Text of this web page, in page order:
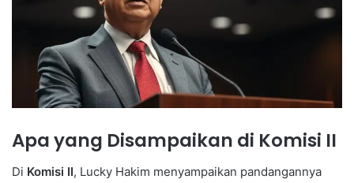
Apa yang Disampaikan di Komisi II
Di Komisi II, Lucky Hakim menyampaikan pandangannya